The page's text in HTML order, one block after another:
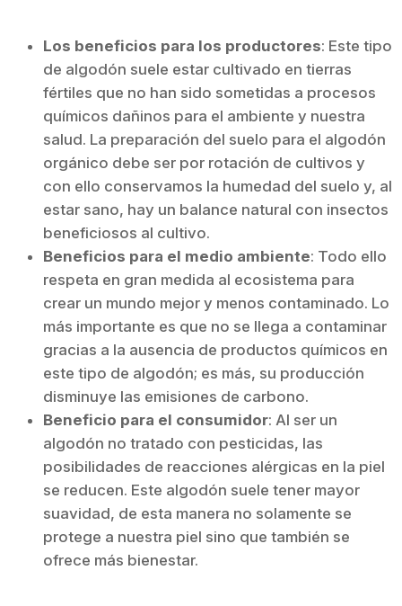
Los beneficios para los productores: Este tipo
de algodón suele estar cultivado en tierras
fértiles que no han sido sometidas a procesos
químicos dañinos para el ambiente y nuestra
salud. La preparación del suelo para el algodón
orgánico debe ser por rotación de cultivos y
con ello conservamos la humedad del suelo y, al
estar sano, hay un balance natural con insectos
beneficiosos al cultivo.
Beneficios para el medio ambiente: Todo ello
respeta en gran medida al ecosistema para
crear un mundo mejor y menos contaminado. Lo
más importante es que no se llega a contaminar
gracias a la ausencia de productos químicos en
este tipo de algodón; es más, su producción
disminuye las emisiones de carbono.
Beneficio para el consumidor: Al ser un
algodón no tratado con pesticidas, las
posibilidades de reacciones alérgicas en la piel
se reducen. Este algodón suele tener mayor
suavidad, de esta manera no solamente se
protege a nuestra piel sino que también se
ofrece más bienestar.